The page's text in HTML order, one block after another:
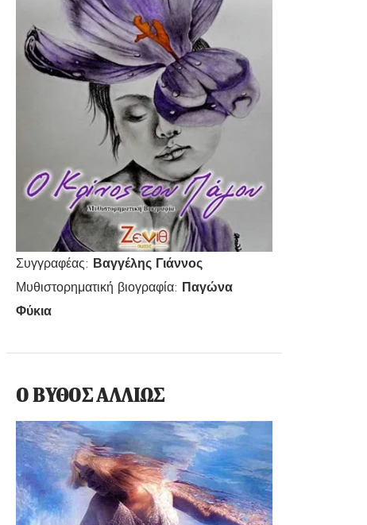
Συγγραφέας: Βαγγέλης Γιάννος
Μυθιστορηματική βιογραφία: Παγώνα
Φύκια
Ο ΒΥΘΟΣ ΑΛΛΙΩΣ